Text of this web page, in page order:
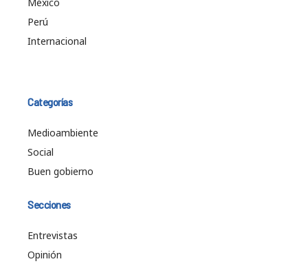
Perú
Internacional
Categorías
Medioambiente
Social
Buen gobierno
Secciones
Entrevistas
Opinión